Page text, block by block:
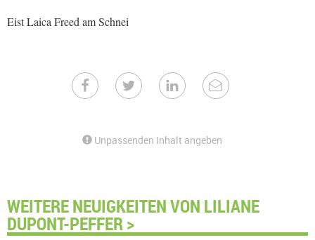
Eist Laica Freed am Schnei
Unpassenden Inhalt angeben
WEITERE NEUIGKEITEN VON LILIANE
DUPONT-PEFFER >